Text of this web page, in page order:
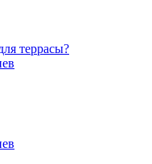
террасы?